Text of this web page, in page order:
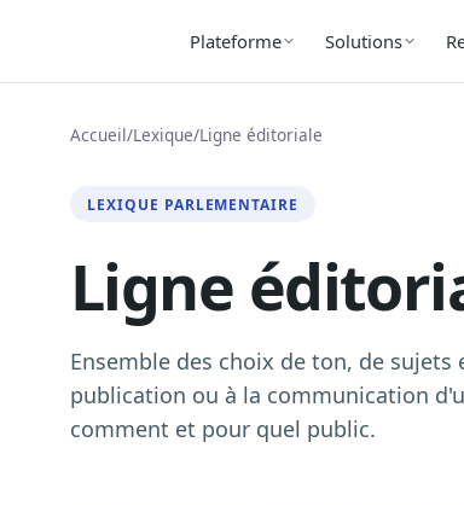
Plateforme Solutions
Accueil/Lexique/Ligne éditoriale
LEXIQUE PARLEMENTAIRE
Ligne
Ensemble des choix de ton, de
publication ou à la communication
comment et pour quel public.